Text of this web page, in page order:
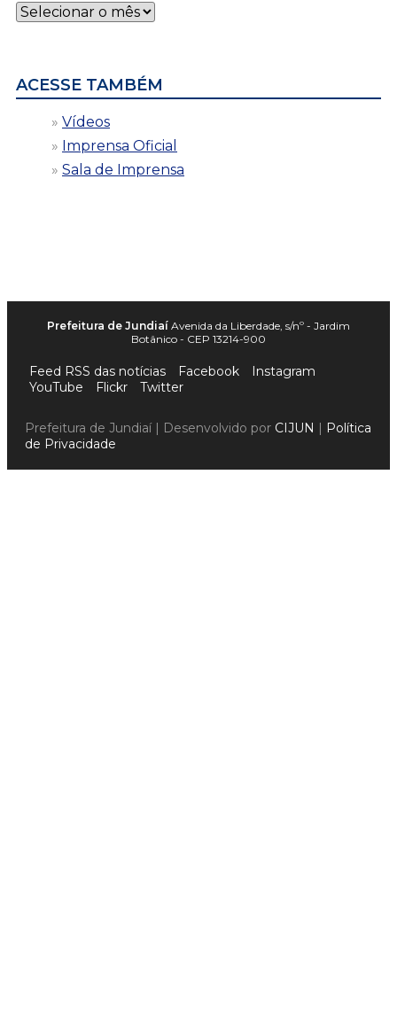
Notícias
por
ACESSE TAMBÉM
Vídeos
Imprensa Oficial
Sala de Imprensa
Prefeitura de Jundiaí Avenida da Liberdade, s/nº - Jardim
Botânico - CEP 13214-900
Feed RSS das notícias Facebook
Instagram
YouTube
Flickr Twitter
Prefeitura de Jundiaí | Desenvolvido por CIJUN
Política
de Privacidade